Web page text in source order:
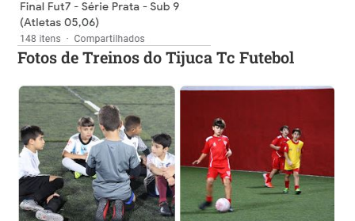
Fotos de Treinos do Tijuca Tc Futebol